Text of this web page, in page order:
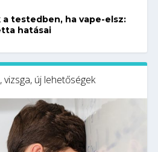
testedben, ha vape-elsz:
hatásai
vizsga, új lehetőségek